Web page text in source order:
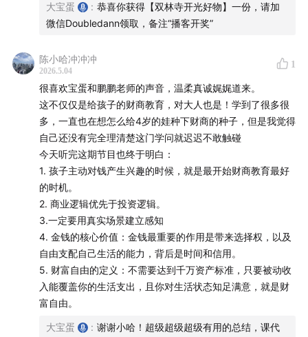
- 成年人也需要6–12个月现金流储备，获得生活安全感
44:30
戏剧
- 家长是孩子最好的财商导师
- 用故事、戏剧、真实场景，让孩子自然长出金钱认知
- 成长在看不见的地方，像种子一样向下扎根
【关于义乌亲子财商营】
确定排期为：1）7.26-28义乌亲子财商团；2）8.8-10义
乌亲子财商团；详见下方海报，报名详询微信：
Doubledann
大宝蛋
: 恭喜你获得【双林寺开光好物】一份，请加
微信Doubledann领取，备注“播客开奖”
陈小哈冲冲冲
2026.5.04
1
很喜欢宝蛋和鹏鹏老师的声音，温柔真诚娓娓道来。
这不仅仅是给孩子的财商教育，对大人也是！学到了很多很
多，一直也在想怎么给4岁的娃种下财商的种子，但是我觉得
自己还没有完全理清楚这门学问就迟迟不敢触碰
今天听完这期节目也终于明白：
1. 孩子主动对钱产生兴趣的时候，就是最开始财商教育最好
的时机。
2. 商业逻辑优先于投资逻辑。
3.一定要用真实场景建立感知
4. 金钱的核心价值：金钱最重要的作用是带来选择权，以及
自由支配自己生活的能力，背后是时间和信用。
5. 财富自由的定义：不需要达到千万资产标准，只要被动收
入能覆盖你的生活支出，且你对生活状态知足满意，就是财
富自由。
大宝蛋 : 谢谢小哈！超级超级超级有用的总结，课代